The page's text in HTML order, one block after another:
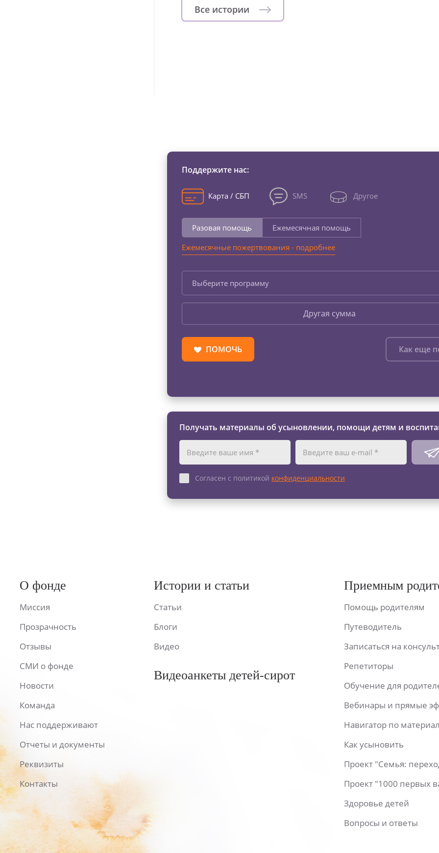
Все истории
Поддержите нас:
Карта / СБП SMS Другое
Разовая помощь
Ежемесячная помощь
Ежемесячные пожертвования - подробнее
Выберите программу
Другая сумма
ПОМОЧЬ Как еще
Получать материалы об усыновлении, помощи детям и
Согласен с политикой конфиденциальности
О фонде
Миссия
Прозрачность
Отзывы
СМИ о фонде
Новости
Команда
Нас поддерживают
Отчеты и документы
Реквизиты
Контакты
Истории и статьи
Статьи
Блоги
Видео
Видеоанкеты детей-сирот
Приемным
Помощь родителям
Путеводитель
Записаться на
Репетиторы
Обучение для
Вебинары и прямые
Навигатор по
Как усыновить
Проект "Семья:
Проект "1000 первых
Здоровье детей
Вопросы и ответы